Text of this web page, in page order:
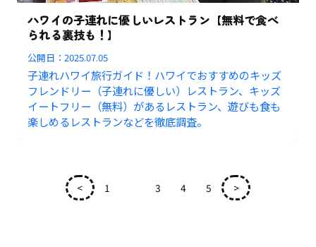
ハワイの子連れに優しいレストラン【無料で食べ
られる裏技も！】
公開日：2025.07.05
子連れハワイ旅行ガイド！ハワイでおすすめのキッズ
フレンドリー（子連れに優しい）レストラン、キッズ
イートフリー（無料）があるレストラン、遊びも食も
楽しめるレストランなどを徹底調査。
< 1 3 4 5 >